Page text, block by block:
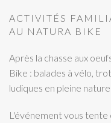
ACTIVITÉS
AU NATURA BIKE
Après la chasse aux
Bike : balades à vélo,
ludiques en pleine
L'événement vous tente